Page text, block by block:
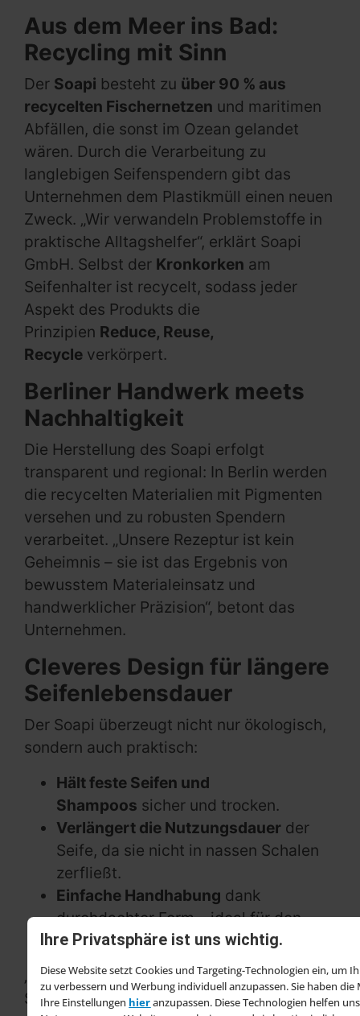
Ihre Privatsphäre ist uns wichtig.
Diese Website setzt Cookies und Targeting-Technologien ein, um
zu verbessern und Werbung individuell anzupassen. Sie haben die
Ihre Einstellungen hieranzupassen. Diese Technologien helfen
Aus dem Meer ins Bad:
Recycling mit Sinn
Der Soapi besteht zu über 90 % aus
recycelten Fischernetzen und maritimen
Abfällen, die sonst im Ozean gelandet
wären. Durch die Verarbeitung zu
langlebigen Seifenspendern gibt das
Unternehmen dem Plastikmüll einen neuen
Zweck. „Wir verwandeln Problemstoffe in
praktische Alltagshelfer“, erklärt Soapi
GmbH. Selbst der Kronkorken am
Seifenhalter ist recycelt, sodass jeder
Aspekt des Produkts die
Prinzipien Reduce, Reuse,
Recycle verkörpert.
Berliner Handwerk meets
Nachhaltigkeit
Die Herstellung des Soapi erfolgt
transparent und regional: In Berlin werden
die recycelten Materialien mit Pigmenten
versehen und zu robusten Spendern
verarbeitet. „Unsere Rezeptur ist kein
Geheimnis – sie ist das Ergebnis von
bewusstem Materialeinsatz und
handwerklicher Präzision“, betont das
Unternehmen.
Cleveres Design für längere
Seifenlebensdauer
Der Soapi überzeugt nicht nur ökologisch,
sondern auch praktisch:
Hält feste Seifen und
Shampoos sicher und trocken.
Verlängert die Nutzungsdauer der
Seife, da sie nicht in nassen Schalen
zerfließt.
Einfache Handhabung dank
durchdachter Form – ideal für den
Umstieg auf plastikfreie Pflege.
„Unser Ziel ist es, den Wechsel zu festen
Seifen so einfach wie möglich zu machen –